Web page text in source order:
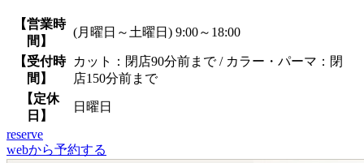
【営業時
間】
(月曜日～土曜日) 9:00～18:00
【受付時
間】
カット：閉店90分前まで / カラー・パーマ：閉
店150分前まで
【定休
日】
日曜日
reserve
webから予約する